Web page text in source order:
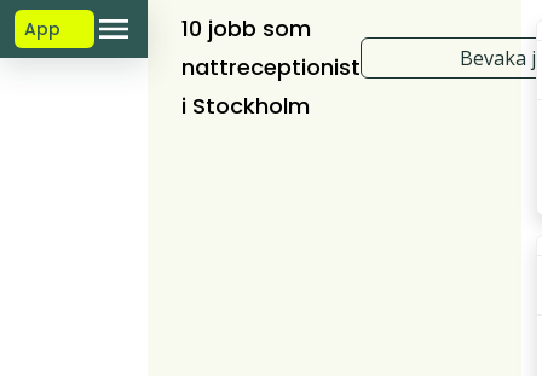
App
10 jobb som
nattreceptionist
i Stockholm
Bevaka